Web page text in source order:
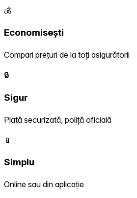
💰
Economisești
Compari prețuri de la toți asigurătorii
🔒
Sigur
Plată securizată, poliță oficială
📱
Simplu
Online sau din aplicație